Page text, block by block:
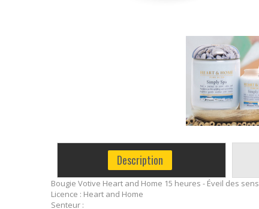
Description
Bougie Votive Heart and Home 15 heures - Éveil des sens
Licence : Heart and Home
Senteur :